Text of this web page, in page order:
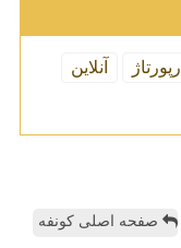
رپورتاژ
آنلاین
صفحه اصلی کونفه